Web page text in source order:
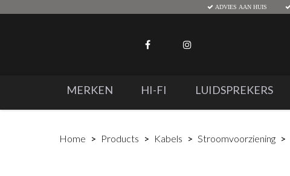
ADVIES AAN HUIS
MERKEN HI-FI LUIDSPREKERS
Home Products Kabels Stroomvoorziening